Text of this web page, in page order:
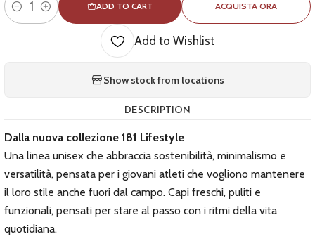
Quantity
ADD TO CART ACQUISTA ORA
Add to Wishlist
Show stock from locations
DESCRIPTION
Dalla nuova collezione 181 Lifestyle
Una linea unisex che abbraccia sostenibilità, minimalismo e
versatilità, pensata per i giovani atleti che vogliono mantenere
il loro stile anche fuori dal campo. Capi freschi, puliti e
funzionali, pensati per stare al passo con i ritmi della vita
quotidiana.